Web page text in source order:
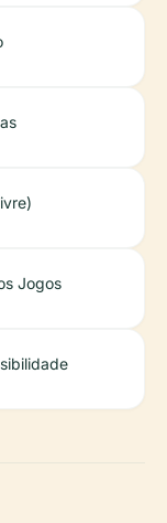
Jogos